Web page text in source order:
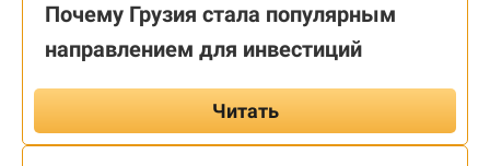
Почему Грузия стала популярным
направлением для инвестиций
Читать